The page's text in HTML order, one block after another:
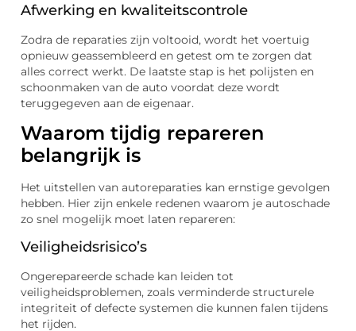
Afwerking en kwaliteitscontrole
Zodra de reparaties zijn voltooid, wordt het voertuig
opnieuw geassembleerd en getest om te zorgen dat
alles correct werkt. De laatste stap is het polijsten en
schoonmaken van de auto voordat deze wordt
teruggegeven aan de eigenaar.
Waarom tijdig repareren
belangrijk is
Het uitstellen van autoreparaties kan ernstige gevolgen
hebben. Hier zijn enkele redenen waarom je autoschade
zo snel mogelijk moet laten repareren:
Veiligheidsrisico’s
Ongerepareerde schade kan leiden tot
veiligheidsproblemen, zoals verminderde structurele
integriteit of defecte systemen die kunnen falen tijdens
het rijden.